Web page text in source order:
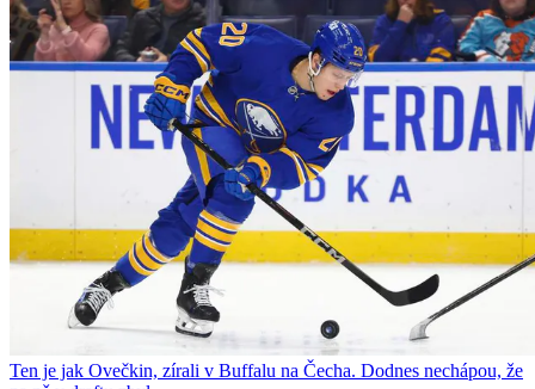
Ten je jak Ovečkin, zírali v Buffalu na Čecha. Dodnes nechápou, že